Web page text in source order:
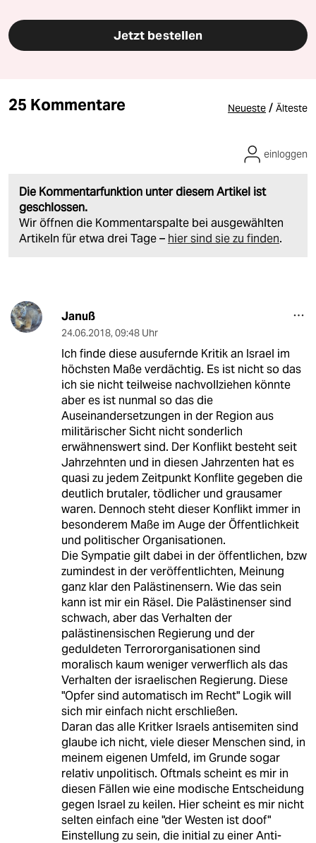
Jetzt bestellen
25 Kommentare Neueste / Älteste
Die Kommentarfunktion unter diesem Artikel ist
geschlossen.
Wir öffnen die Kommentarspalte bei ausgewählten
Artikeln für etwa drei Tage – hier sind sie zu finden.
einloggen
Januß
24.06.2018, 09:48 Uhr
Ich finde diese ausufernde Kritik an Israel im
höchsten Maße verdächtig. Es ist nicht so das
ich sie nicht teilweise nachvollziehen könnte
aber es ist nunmal so das die
Auseinandersetzungen in der Region aus
militärischer Sicht nicht sonderlich
erwähnenswert sind. Der Konflikt besteht seit
Jahrzehnten und in diesen Jahrzenten hat es
quasi zu jedem Zeitpunkt Konflite gegeben die
deutlich brutaler, tödlicher und grausamer
waren. Dennoch steht dieser Konflikt immer in
besonderem Maße im Auge der Öffentlichkeit
und politischer Organisationen.
Die Sympatie gilt dabei in der öffentlichen, bzw
zumindest in der veröffentlichten, Meinung
ganz klar den Palästinensern. Wie das sein
kann ist mir ein Räsel. Die Palästinenser sind
schwach, aber das Verhalten der
palästinensischen Regierung und der
geduldeten Terrororganisationen sind
moralisch kaum weniger verwerflich als das
Verhalten der israelischen Regierung. Diese
"Opfer sind automatisch im Recht" Logik will
sich mir einfach nicht erschließen.
Daran das alle Kritker Israels antisemiten sind
glaube ich nicht, viele dieser Menschen sind, in
meinem eigenen Umfeld, im Grunde sogar
relativ unpolitisch. Oftmals scheint es mir in
diesen Fällen wie eine modische Entscheidung
gegen Israel zu keilen. Hier scheint es mir nicht
selten einfach eine "der Westen ist doof"
Einstellung zu sein, die initial zu einer Anti-